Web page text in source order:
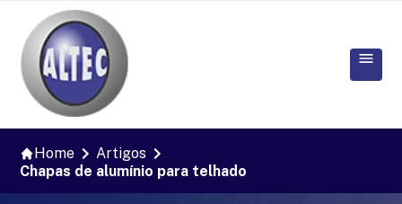
Home
Artigos
Chapas de alumínio para telhado